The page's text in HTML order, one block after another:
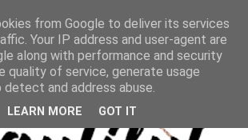
from Google to deliver its services
Your IP address and user-agent are
along with performance and security
quality of service, generate usage
and address abuse.
LEARN MORE GOT IT